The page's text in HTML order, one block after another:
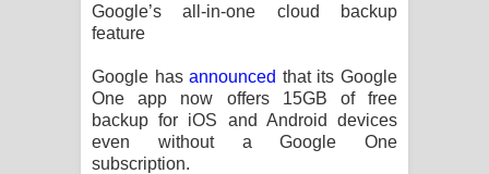
පෙම්වන්තියේ ගීතයේ පද පෙළ
ගීතයේ පද පෙළ
Akahe Indala Song Lyrics - ආකාහේ
Google’s all-in-one cloud backup
feature
Google hasannounced that its Google
One app now offers 15GB of free
backup for iOS and Android devices
even without a Google One
subscription.